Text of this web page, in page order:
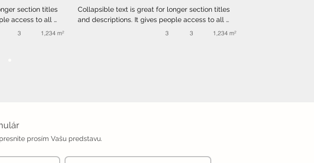
section titles
access to all
your layout
3 1,234 m²
Collapsible text is great for longer section titles
and descriptions. It gives people access to all
the info they need, while keeping your layout
3 3 1,234 m²
prosím Vašu predstavu.